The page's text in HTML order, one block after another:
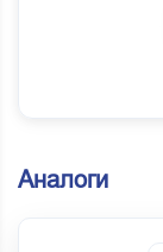
Аналоги